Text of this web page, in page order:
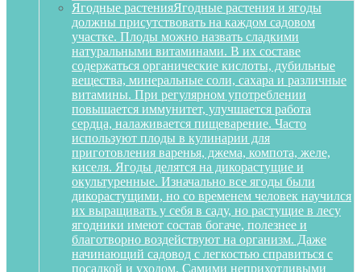
Ягодные растенияЯгодные растения и ягоды
должны присутствовать на каждом садовом
участке. Плоды можно назвать сладкими
натуральными витаминами. В их составе
содержаться органические кислоты, дубильные
вещества, минеральные соли, сахара и различные
витамины. При регулярном употреблении
повышается иммунитет, улучшается работа
сердца, налаживается пищеварение. Часто
используют плоды в кулинарии для
приготовления варенья, джема, компота, желе,
киселя. Ягоды делятся на дикорастущие и
окультуренные. Изначально все ягоды были
дикорастущими, но со временем человек научился
их выращивать у себя в саду, но растущие в лесу
ягодники имеют состав богаче, полезнее и
благотворно воздействуют на организм. Даже
начинающий садовод с легкостью справиться с
посадкой и уходом. Самими неприхотливыми